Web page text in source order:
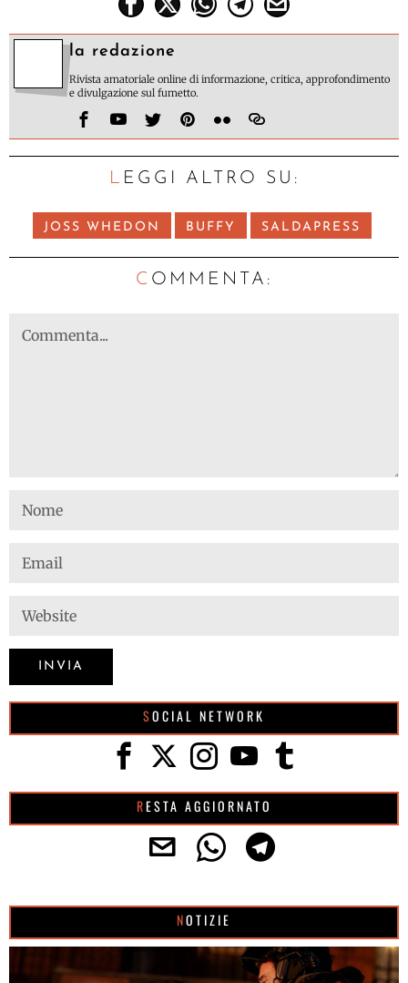
la redazione
Rivista amatoriale online di informazione, critica, approfondimento
e divulgazione sul fumetto.
LEGGI ALTRO SU:
JOSS WHEDON BUFFY SALDAPRESS
C OMMENTA:
SOCIAL NETWORK
RESTA AGGIORNATO
NOTIZIE